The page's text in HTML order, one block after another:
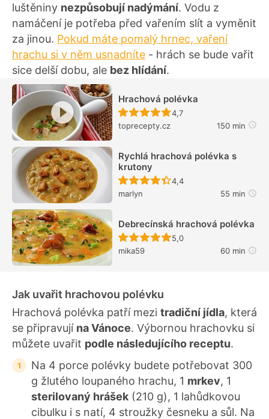
luštěniny nezpůsobují nadýmání. Vodu z
namáčení je potřeba před vařením slít a vyměnit
za jinou. Pokud máte pomalý hrnec, vaření
hrachu si v něm usnadníte - hrách se bude vařit
sice delší dobu, ale bez hlídání.
Hrachová polévka
Recept ještě nebyl
4,7
toprecepty.cz
150 min
Rychlá hrachová polévka s
krutony
Recept ještě nebyl
4,4
marlyn
55 min
Debrecínská hrachová polévka
Recept ještě nebyl
5,0
mika59
60 min
Jak uvařit hrachovou polévku
Hrachová polévka patří mezi tradiční jídla, která
se připravují na Vánoce. Výbornou hrachovku si
můžete uvařit podle následujícího receptu.
Na 4 porce polévky budete potřebovat 300
g žlutého loupaného hrachu, 1 mrkev, 1
sterilovaný hrášek (210 g), 1 lahůdkovou
cibulku i s natí, 4 stroužky česneku a sůl. Na